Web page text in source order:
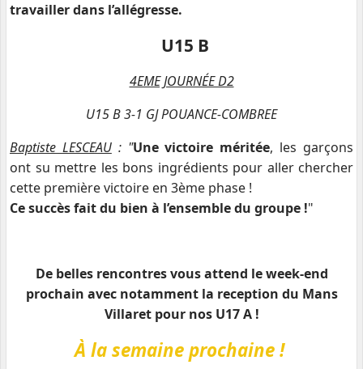
travailler dans l’allégresse.
U15 B
4EME JOURNÉE D2
U15 B 3-1 GJ POUANCE-COMBREE
Baptiste LESCEAU: "Une victoire méritée, les garçons
ont su mettre les bons ingrédients pour aller chercher
cette première victoire en 3ème phase !
Ce succès fait du bien à l’ensemble du groupe !"
De belles rencontres vous attend le week-end
prochain avec notamment la reception du Mans
Villaret pour nos U17 A !
À la semaine prochaine !